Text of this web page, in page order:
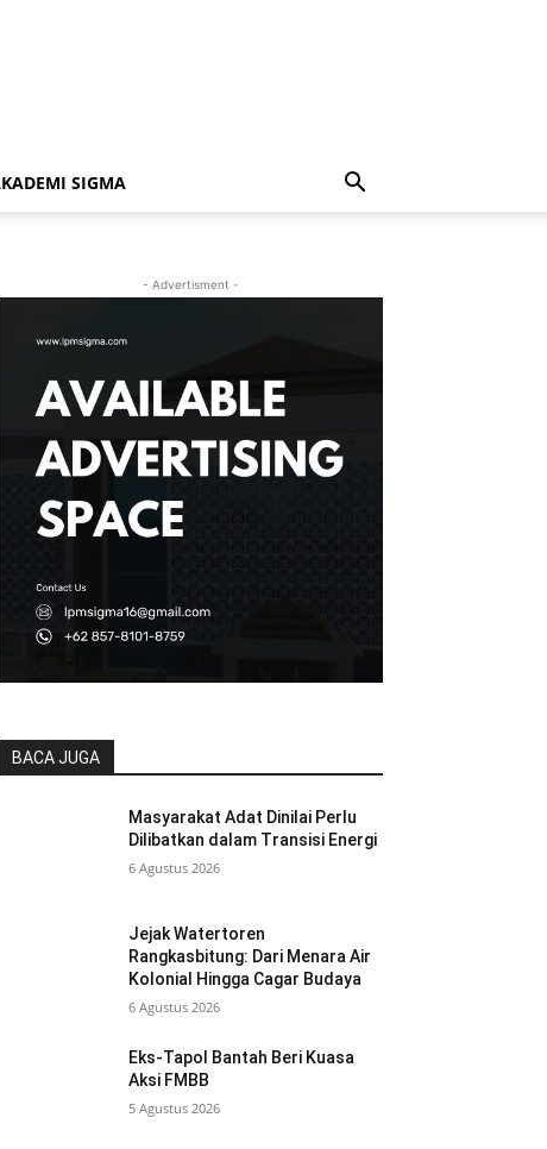
SIGMA
- Advertisment -
BACA JUGA
Masyarakat Adat Dinilai Perlu
Dilibatkan dalam Transisi Energi
6 Agustus 2026
Jejak Watertoren
Rangkasbitung: Dari Menara Air
Kolonial Hingga Cagar Budaya
6 Agustus 2026
Eks-Tapol Bantah Beri Kuasa
Aksi FMBB
5 Agustus 2026